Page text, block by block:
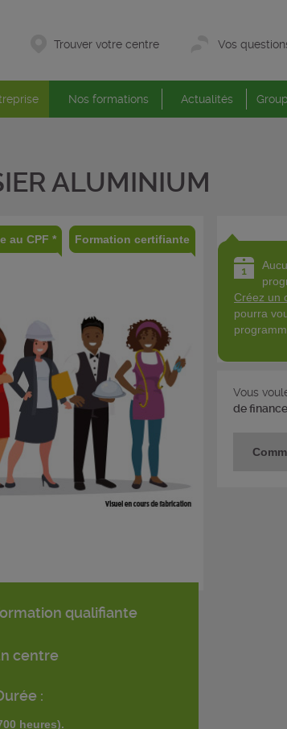
Trouver votre centre Vos
Nos formations Actualités
ALUMINIUM
au CPF * Formation certifiante
qualifiante
centre
:
heures).
Créez un
pourra
Vous
de